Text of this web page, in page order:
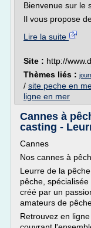
Bienvenue sur le
Il vous propose
Lire la suite
Site : http://
Thèmes liés :
/ site peche en
ligne en mer
Cannes à
casting -
Cannes
Nos cannes à
Leurre de la
pêche,
créé par un
amateurs de
Retrouvez en